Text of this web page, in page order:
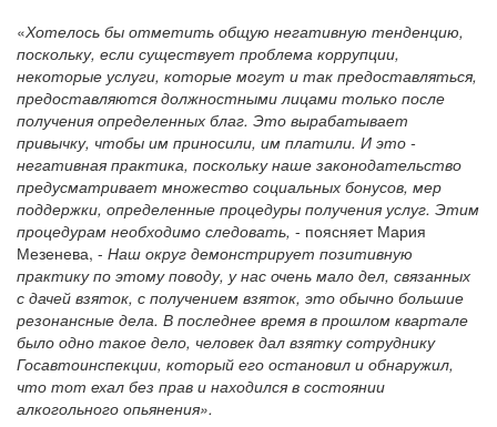
«Хотелось бы отметить общую негативную тенденцию,
поскольку, если существует проблема коррупции,
некоторые услуги, которые могут и так предоставляться,
предоставляются должностными лицами только после
получения определенных благ. Это вырабатывает
привычку, чтобы им приносили, им платили. И это -
негативная практика, поскольку наше законодательство
предусматривает множество социальных бонусов, мер
поддержки, определенные процедуры получения услуг. Этим
процедурам необходимо следовать, - поясняет Мария
Мезенева, - Наш округ демонстрирует позитивную
практику по этому поводу, у нас очень мало дел, связанных
с дачей взяток, с получением взяток, это обычно большие
резонансные дела. В последнее время в прошлом квартале
было одно такое дело, человек дал взятку сотруднику
Госавтоинспекции, который его остановил и обнаружил,
что тот ехал без прав и находился в состоянии
алкогольного опьянения».